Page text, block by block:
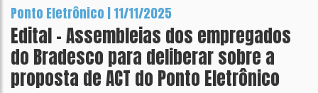
Ponto Eletrônico | 11/11/2025
Edital - Assembleias dos empregados
do Bradesco para deliberar sobre a
proposta de ACT do Ponto Eletrônico